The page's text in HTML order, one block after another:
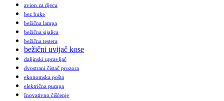
avion za djecu
bez buke
bežična lampa
bežična sijalica
bežična testera
bežični uvijač kose
daljinski upravljač
dvostrani čistač prozora
ekonomska pošta
električna pumpa
Inovativno čišćenje